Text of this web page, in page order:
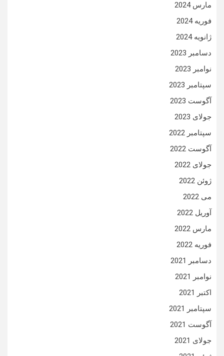
مارس 2024
فوریه 2024
ژانویه 2024
دسامبر 2023
نوامبر 2023
سپتامبر 2023
آگوست 2023
جولای 2023
سپتامبر 2022
آگوست 2022
جولای 2022
ژوئن 2022
می 2022
آوریل 2022
مارس 2022
فوریه 2022
دسامبر 2021
نوامبر 2021
اکتبر 2021
سپتامبر 2021
آگوست 2021
جولای 2021